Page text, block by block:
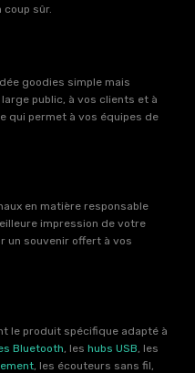
coup sûr.
goodies simple mais
public, à vos clients et à
qui permet à vos équipes de
en matière responsable
impression de votre
un souvenir offert à vos
le produit spécifique adapté à
Bluetooth , les hubs USB , les
, les écouteurs sans fil,